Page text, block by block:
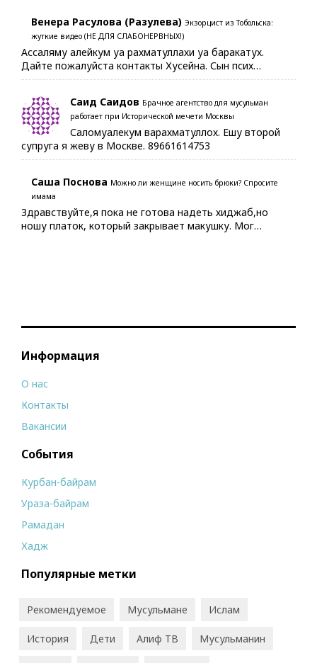
Венера Расулова (Разулева) Экзорцист из Тобольска:
жуткие видео (НЕ ДЛЯ СЛАБОНЕРВНЫХ!)
Ассаляму алейкум уа рахматуллахи уа баракатух.
Дайте пожалуйста контакты Хусейна. Сын псих…
Саид Саидов Брачное агентство для мусульман
работает при Исторической мечети Москвы
Саломуалекум варахматуллох. Ешу второй
супруга я жеву в Москве. 89661614753
Саша Поснова Можно ли женщине носить брюки? Спросите
имама
Здравствуйте,я пока не готова надеть хиджаб,но
ношу платок, который закрывает макушку. Мог…
Информация
О нас
Контакты
Вакансии
События
Курбан-байрам
Ураза-байрам
Рамадан
Хадж
Популярные метки
Рекомендуемое Мусульмане Ислам
История Дети Алиф ТВ Мусульманин